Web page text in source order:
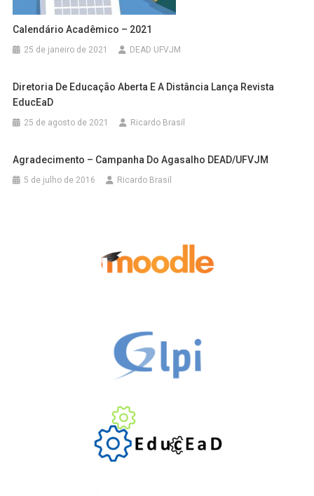
Calendário Acadêmico – 2021
25 de janeiro de 2021 DEAD UFVJM
Diretoria De Educação Aberta E A Distância Lança Revista
EducEaD
25 de agosto de 2021 Ricardo Brasil
Agradecimento – Campanha Do Agasalho DEAD/UFVJM
5 de julho de 2016 Ricardo Brasil